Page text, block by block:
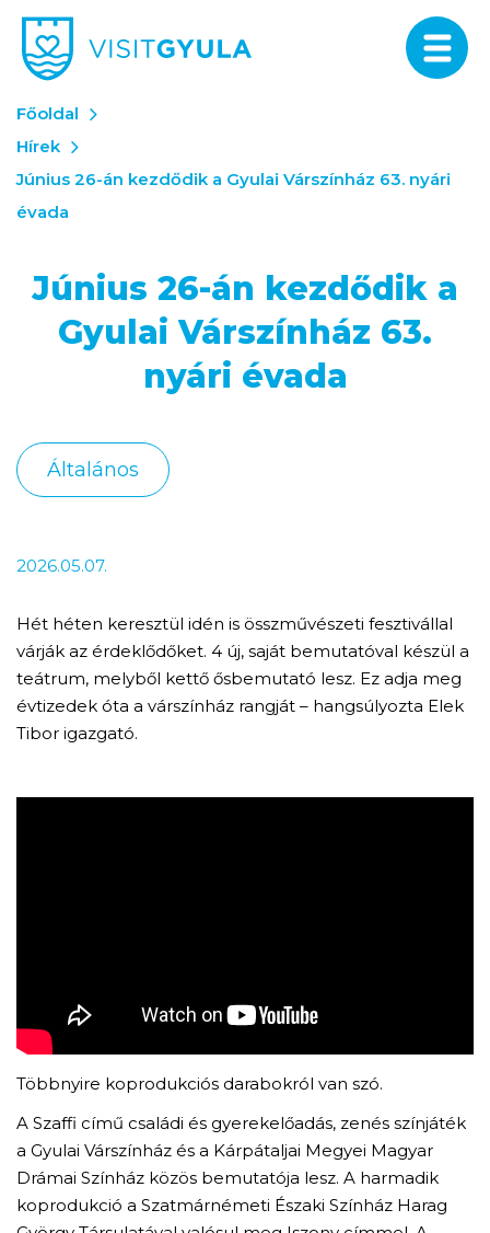
Főoldal
Hírek
Június 26-án kezdődik a Gyulai Várszínház 63. nyári
évada
Június 26-án kezdődik a
Gyulai Várszínház 63.
nyári évada
Általános
2026.05.07.
Hét héten keresztül idén is összművészeti fesztivállal
várják az érdeklődőket. 4 új, saját bemutatóval készül a
teátrum, melyből kettő ősbemutató lesz. Ez adja meg
évtizedek óta a várszínház rangját – hangsúlyozta Elek
Tibor igazgató.
Többnyire koprodukciós darabokról van szó.
A Szaffi című családi és gyerekelőadás, zenés színjáték
a Gyulai Várszínház és a Kárpátaljai Megyei Magyar
Drámai Színház közös bemutatója lesz. A harmadik
koprodukció a Szatmárnémeti Északi Színház Harag